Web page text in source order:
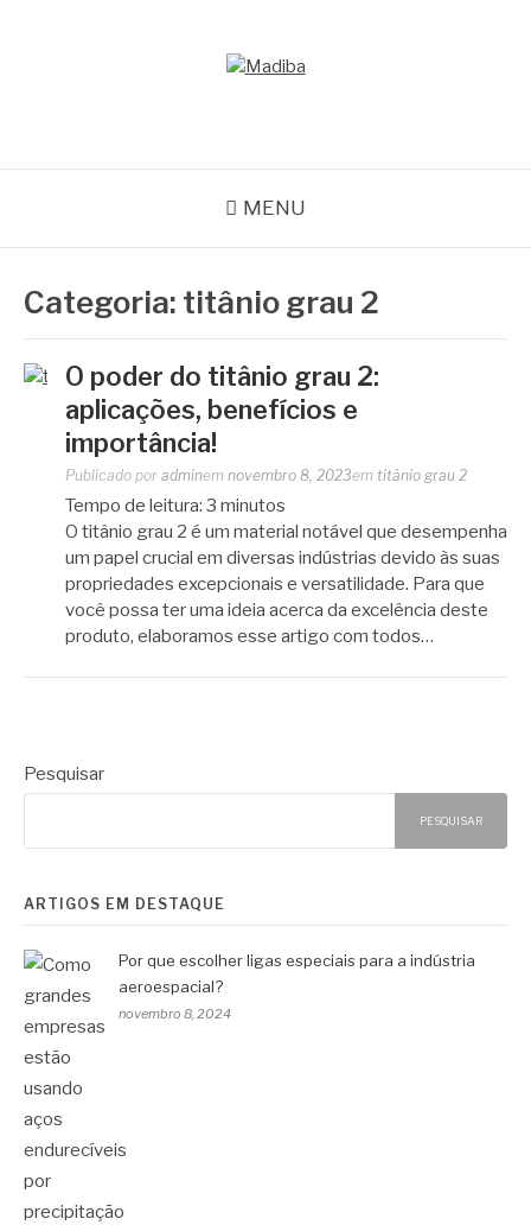
MENU
Categoria: titânio grau 2
O poder do titânio grau 2:
aplicações, benefícios e
importância!
Publicado por adminem novembro 8, 2023em titânio grau 2
Tempo de leitura: 3 minutos
O titânio grau 2 é um material notável que desempenha
um papel crucial em diversas indústrias devido às suas
propriedades excepcionais e versatilidade. Para que
você possa ter uma ideia acerca da excelência deste
produto, elaboramos esse artigo com todos…
Pesquisar
PESQUISAR
ARTIGOS EM DESTAQUE
Por que escolher ligas especiais para a indústria
aeroespacial?
novembro 8, 2024